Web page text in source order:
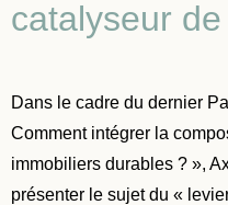
catalyseur
Dans le cadre du dernier
Comment intégrer la
immobiliers durables ? »,
présenter le sujet du «